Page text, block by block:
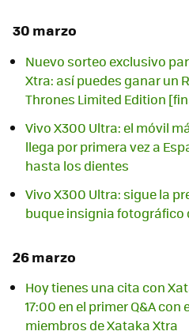
30 marzo
Nuevo sorteo exclusivo
Xtra: así puedes ganar un
Thrones Limited Edition
Vivo X300 Ultra: el móvil
llega por primera vez a
hasta los dientes
Vivo X300 Ultra: sigue la
buque insignia fotográfico
26 marzo
Hoy tienes una cita con
17:00 en el primer Q&A
miembros de Xataka Xtra